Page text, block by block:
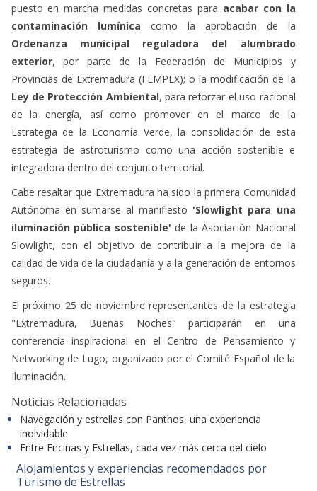
puesto en marcha medidas concretas para acabar con la
contaminación lumínica como la aprobación de la
Ordenanza municipal reguladora del alumbrado
exterior, por parte de la Federación de Municipios y
Provincias de Extremadura (FEMPEX); o la modificación de la
Ley de Protección Ambiental, para reforzar el uso racional
de la energía, así como promover en el marco de la
Estrategia de la Economía Verde, la consolidación de esta
estrategia de astroturismo como una acción sostenible e
integradora dentro del conjunto territorial.
Cabe resaltar que Extremadura ha sido la primera Comunidad
Autónoma en sumarse al manifiesto 'Slowlight para una
iluminación pública sostenible' de la Asociación Nacional
Slowlight, con el objetivo de contribuir a la mejora de la
calidad de vida de la ciudadanía y a la generación de entornos
seguros.
El próximo 25 de noviembre representantes de la estrategia
"Extremadura, Buenas Noches" participarán en una
conferencia inspiracional en el Centro de Pensamiento y
Networking de Lugo, organizado por el Comité Español de la
Iluminación.
Noticias Relacionadas
Navegación y estrellas con Panthos, una experiencia
inolvidable
Entre Encinas y Estrellas, cada vez más cerca del cielo
Alojamientos y experiencias recomendados por
Turismo de Estrellas